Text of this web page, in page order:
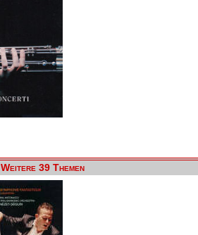
Weitere 39 Themen